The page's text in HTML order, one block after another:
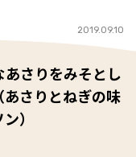
2019.09.10
さりをみそとし
さりとねぎの味
）